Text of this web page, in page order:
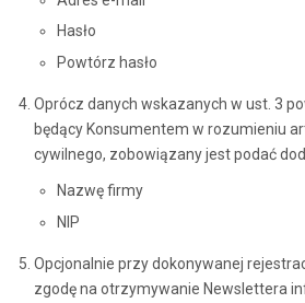
Hasło
Powtórz hasło
Oprócz danych wskazanych w ust. 3
będący Konsumentem w rozumieniu
cywilnego, zobowiązany jest podać
Nazwę firmy
NIP
Opcjonalnie przy dokonywanej
zgodę na otrzymywanie Newslettera